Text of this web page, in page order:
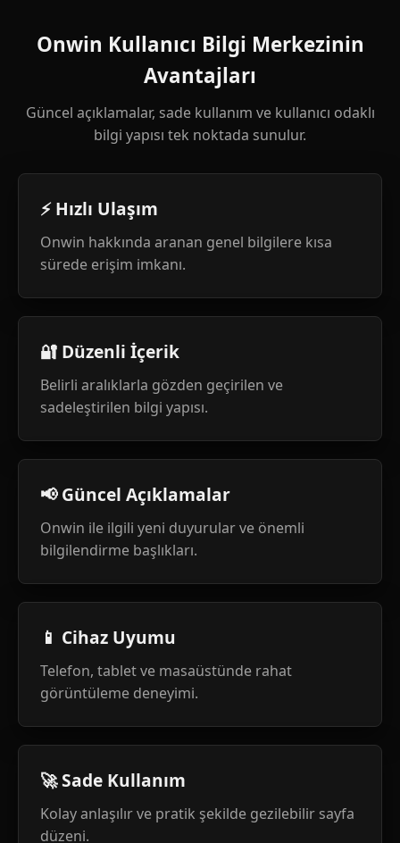
Onwin Kullanıcı Bilgi Merkezinin
Avantajları
Güncel açıklamalar, sade kullanım ve kullanıcı odaklı
bilgi yapısı tek noktada sunulur.
⚡ Hızlı Ulaşım
Onwin hakkında aranan genel bilgilere kısa
sürede erişim imkanı.
🔐 Düzenli İçerik
Belirli aralıklarla gözden geçirilen ve
sadeleştirilen bilgi yapısı.
📢 Güncel Açıklamalar
Onwin ile ilgili yeni duyurular ve önemli
bilgilendirme başlıkları.
📱 Cihaz Uyumu
Telefon, tablet ve masaüstünde rahat
görüntüleme deneyimi.
🚀 Sade Kullanım
Kolay anlaşılır ve pratik şekilde gezilebilir sayfa
düzeni.